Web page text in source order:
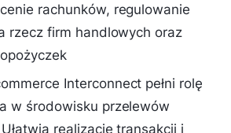
rachunków, regulowanie
rzecz firm handlowych oraz
Interconnect pełni rolę
w środowisku przelewów
realizację transakcji i